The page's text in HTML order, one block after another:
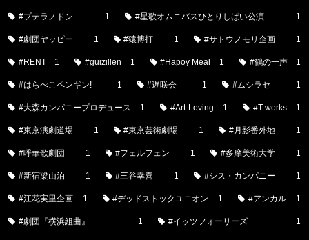
#プテラノドン 1 #星歌オムニバスひとりしばい公演 1
#劇団ヤッピー 1 #猿博打 1 #サトウノモリ企画 1
#RENT 1 #guizillen 1 #Hapoy Meal 1 #鶴の一声 1
#はらぺこペンギン! 1 #遅咲会 1 #ムシラセ 1
#大森カンパニープロデュース 1 #Art-Loving 1 #T-works 1
#東京演劇道場 1 #東京芸術劇場 1 #月影番外地 1
#呼華歌劇団 1 #フェルフェン 1 #多摩美術大学 1
#新宿梁山泊 1 #三谷幸喜 1 #シス・カンパニー 1
#江花実里企画 1 #デッドストックユニオン 1 #アンカル 1
#劇団『横浜組曲』 1 #イッツフォーリーズ 1